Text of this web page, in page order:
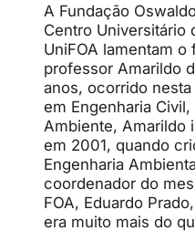
A Fundação
Centro Universitário
UniFOA lamentam
professor Amarildo
anos, ocorrido
em Engenharia
Ambiente, Amarildo
em 2001, quando
Engenharia
coordenador do
FOA, Eduardo
era muito mais do